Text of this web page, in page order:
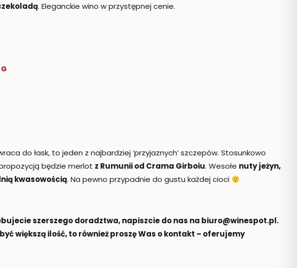
. Eleganckie wino w przystępnej cenie.
do łask, to jeden z najbardziej ‘przyjaznych’ szczepów. Stosunkowo
będzie merlot z Rumunii od Crama Girboiu. Wesołe nuty jeżyn,
kwasowością. Na pewno przypadnie do gustu każdej cioci
szerszego doradztwa, napiszcie do nas na biuro@winespot.pl.
większą ilość, to również proszę Was o kontakt – oferujemy